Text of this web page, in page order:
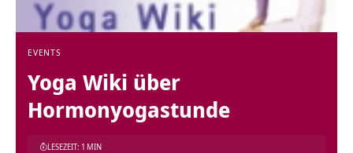
EVENTS
Yoga Wiki über
Hormonyogastunde
LESEZEIT: 1 MIN